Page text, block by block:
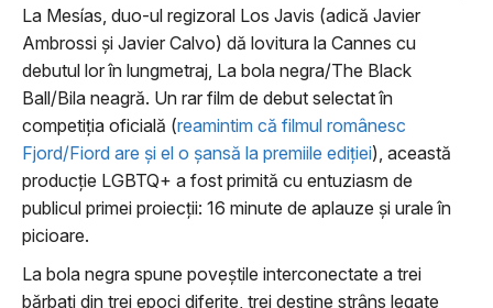
La Mesías, duo-ul regizoral Los Javis (adică Javier
Ambrossi şi Javier Calvo) dă lovitura la Cannes cu
debutul lor în lungmetraj, La bola negra/The Black
Ball/Bila neagră. Un rar film de debut selectat în
competiţia oficială (reamintim că filmul românesc
Fjord/Fiord are şi el o şansă la premiile ediţiei), această
producţie LGBTQ+ a fost primită cu entuziasm de
publicul primei proiecţii: 16 minute de aplauze şi urale în
picioare.
La bola negra spune poveştile interconectate a trei
bărbaţi din trei epoci diferite, trei destine strâns legate